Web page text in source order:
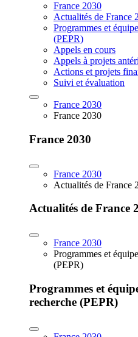
France 2030
Actualités de France
Programmes et
(PEPR)
Appels en cours
Appels à projets
Actions et projets
Suivi et évaluation
France 2030
France 2030
France 2030
France 2030
Actualités de France
Actualités de France
France 2030
Programmes et
(PEPR)
Programmes et
recherche (PEPR)